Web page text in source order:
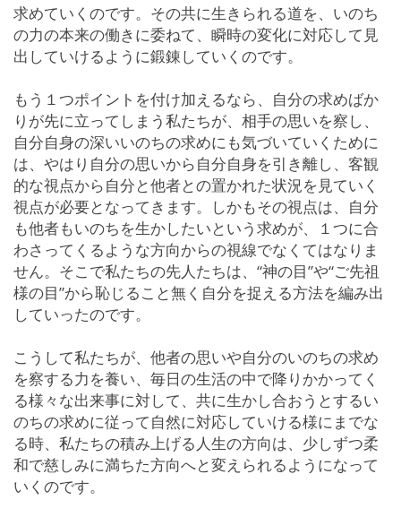
求めていくのです。その共に生きられる道を、いのち
の力の本来の働きに委ねて、瞬時の変化に対応して見
出していけるように鍛錬していくのです。
もう１つポイントを付け加えるなら、自分の求めばか
りが先に立ってしまう私たちが、相手の思いを察し、
自分自身の深いいのちの求めにも気づいていくために
は、やはり自分の思いから自分自身を引き離し、客観
的な視点から自分と他者との置かれた状況を見ていく
視点が必要となってきます。しかもその視点は、自分
も他者もいのちを生かしたいという求めが、１つに合
わさってくるような方向からの視線でなくてはなりま
せん。そこで私たちの先人たちは、“神の目”や“ご先祖
様の目”から恥じること無く自分を捉える方法を編み出
していったのです。
こうして私たちが、他者の思いや自分のいのちの求め
を察する力を養い、毎日の生活の中で降りかかってく
る様々な出来事に対して、共に生かし合おうとするい
のちの求めに従って自然に対応していける様にまでな
る時、私たちの積み上げる人生の方向は、少しずつ柔
和で慈しみに満ちた方向へと変えられるようになって
いくのです。